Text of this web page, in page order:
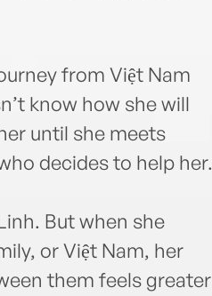
from Việt Nam
know how she will
until she meets
decides to help her.
But when she
or Việt Nam, her
them feels greater